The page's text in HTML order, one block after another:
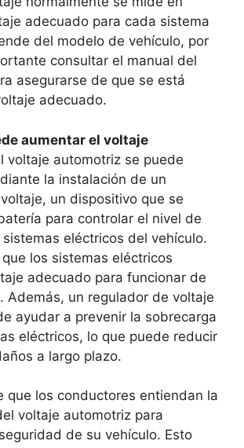
adecuado para cada sistema
del modelo de vehículo, por
consultar el manual del
asegurarse de que se está
adecuado.
aumentar el voltaje
voltaje automotriz se puede
la instalación de un
un dispositivo que se
para controlar el nivel de
eléctricos del vehículo.
los sistemas eléctricos
adecuado para funcionar de
Además, un regulador de voltaje
ayudar a prevenir la sobrecarga
eléctricos, lo que puede reducir
a largo plazo.
que los conductores entiendan la
voltaje automotriz para
de su vehículo. Esto